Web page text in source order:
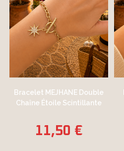
Bracelet MEJHANE Double
Chaîne Étoile Scintillante
11,50 €